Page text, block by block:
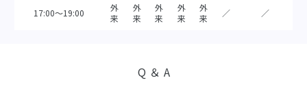
17:00～19:00
外
来
外
来
外
来
外
来
外
来
／ ／
Q ＆ A